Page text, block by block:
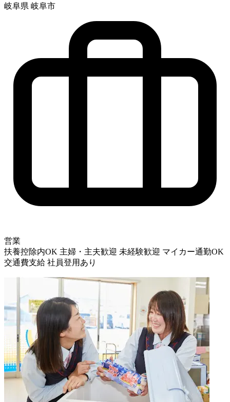
岐阜県 岐阜市
営業
扶養控除内OK 主婦・主夫歓迎 未経験歓迎 マイカー通勤OK
交通費支給 社員登用あり